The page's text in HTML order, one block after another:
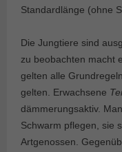
Standardlänge (ohne
Die Jungtiere sind
zu beobachten macht
gelten alle
gelten. Erwachsene
dämmerungsaktiv.
Schwarm pflegen, sie
Artgenossen.